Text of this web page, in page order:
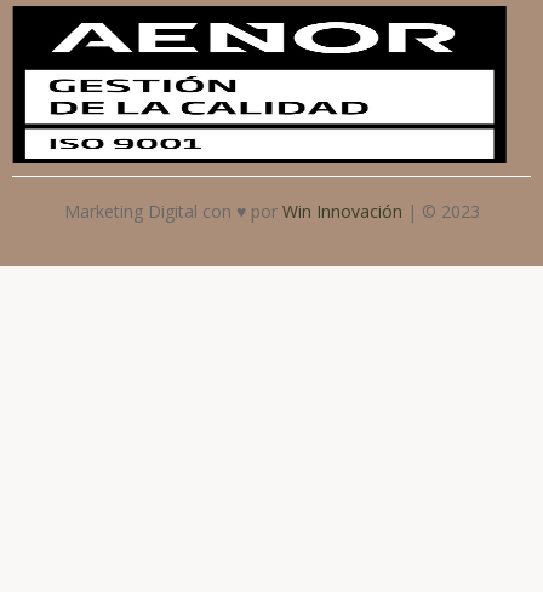
Marketing Digital con ♥ por Win Innovación | © 2023